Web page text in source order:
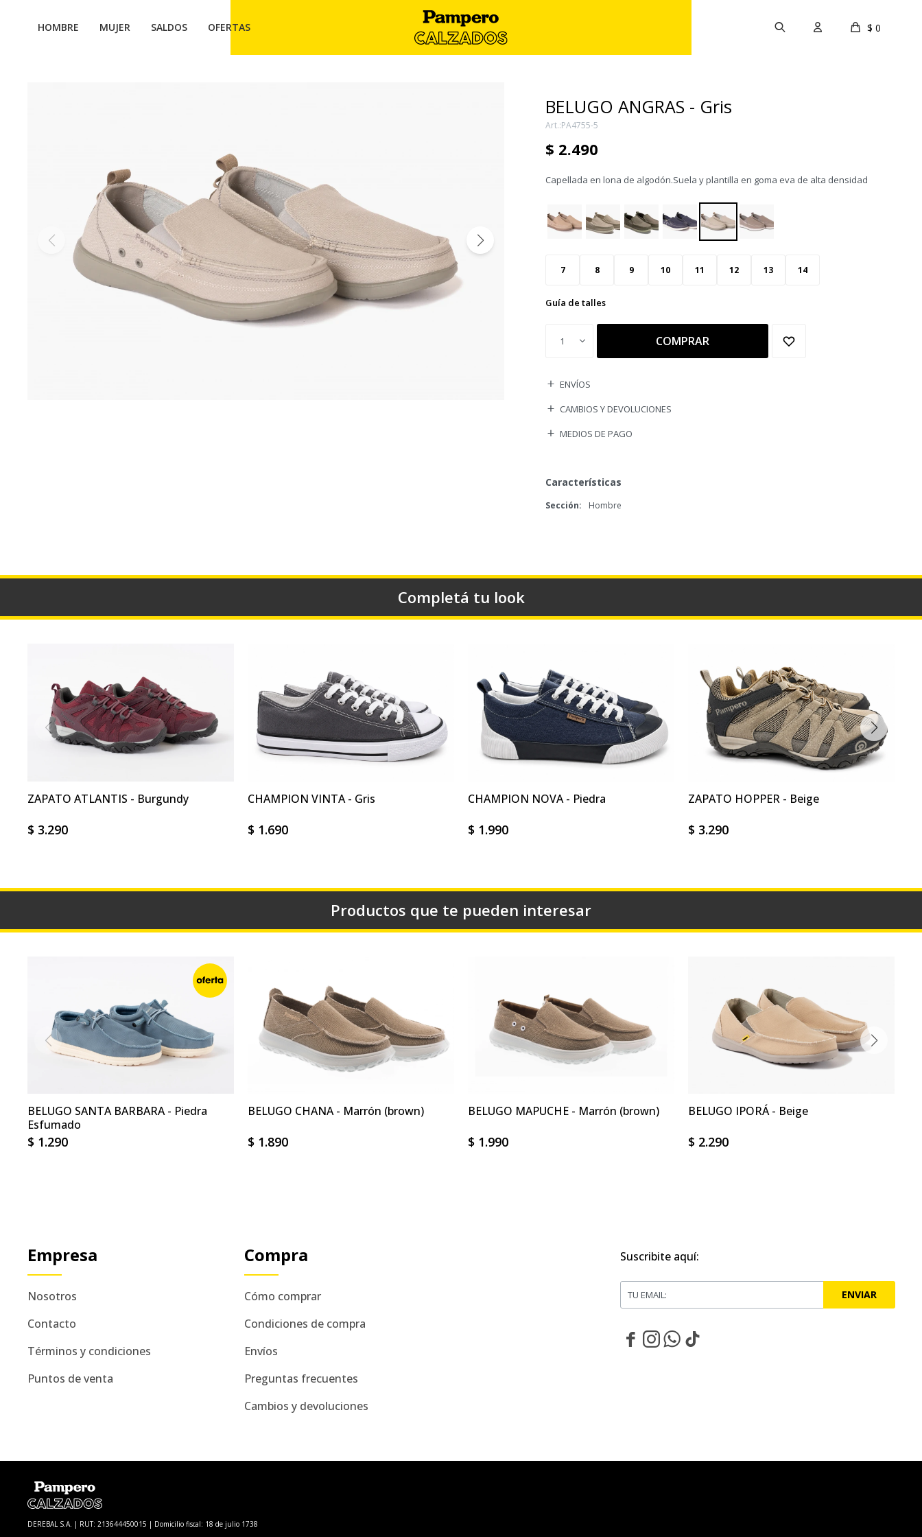
HOMBRE MUJER SALDOS OFERTAS $ 0
BELUGO ANGRAS - Gris
PA4755-5
$ 2.490
Capellada en lona de algodón.Suela y plantilla en goma eva de alta densidad
7 8 9 10 11 12 13 14
Guía de talles
1 COMPRAR
ENVÍOS
CAMBIOS Y DEVOLUCIONES
MEDIOS DE PAGO
Características
Sección Hombre
Completá tu look
ZAPATO ATLANTIS - Burgundy
$ 3.290
CHAMPION VINTA - Gris
$ 1.690
CHAMPION NOVA - Piedra
$ 1.990
ZAPATO HOPPER - Beige
$ 3.290
Productos que te pueden interesar
BELUGO SANTA BARBARA - Piedra
Esfumado
$ 1.290
BELUGO CHANA - Marrón (brown)
$ 1.890
BELUGO MAPUCHE - Marrón (brown)
$ 1.990
BELUGO IPORÁ - Beige
$ 2.290
Empresa
Nosotros
Contacto
Términos y condiciones
Puntos de venta
Compra
Cómo comprar
Condiciones de compra
Envíos
Preguntas frecuentes
Cambios y devoluciones
Suscribite aquí:
ENVIAR
   
DEREBAL S.A. | RUT: 213644450015 | Domicilio fiscal: 18 de julio 1738